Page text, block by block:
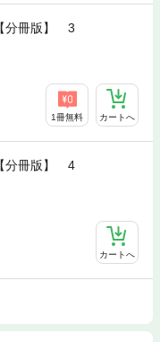
分冊版】 3
1冊無料 カートへ
分冊版】 4
カートへ